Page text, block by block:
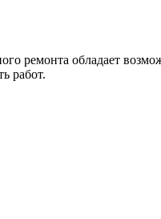
ремонта обладает
работ.